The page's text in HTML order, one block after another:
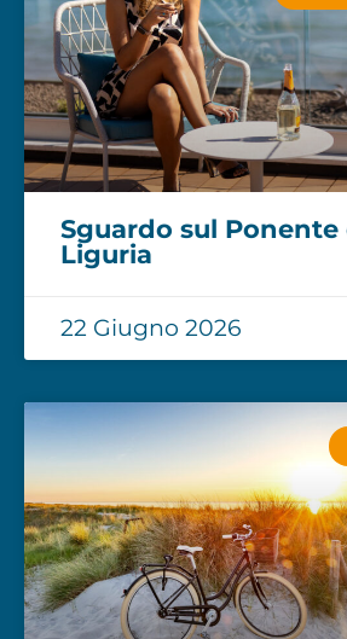
Sguardo sul Ponente
Liguria
22 Giugno 2026